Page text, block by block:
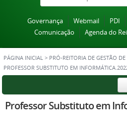
Governança Webmail PDI
Comunicação
Agenda do
PÁGINA INICIAL > PRÓ-REITORIA DE GESTÃO DE
PROFESSOR SUBSTITUTO EM
Professor Substituto em